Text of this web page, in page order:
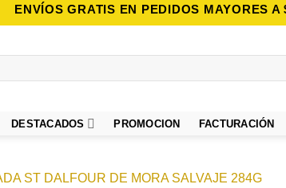
ENVÍOS GRATIS EN PEDIDOS MAYORES
DESTACADOS PROMOCION FACTURACIÓN